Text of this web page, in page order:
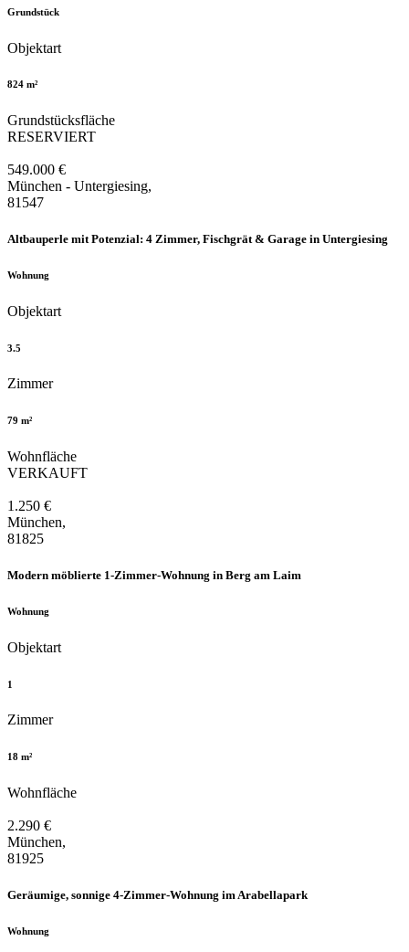
Grundstück
Objektart
824 m²
Grundstücksfläche
RESERVIERT
549.000 €
München - Untergiesing,
81547
Altbauperle mit Potenzial: 4 Zimmer, Fischgrät & Garage in Untergiesing
Wohnung
Objektart
3.5
Zimmer
79 m²
Wohnfläche
VERKAUFT
1.250 €
München,
81825
Modern möblierte 1-Zimmer-Wohnung in Berg am Laim
Wohnung
Objektart
1
Zimmer
18 m²
Wohnfläche
2.290 €
München,
81925
Geräumige, sonnige 4-Zimmer-Wohnung im Arabellapark
Wohnung